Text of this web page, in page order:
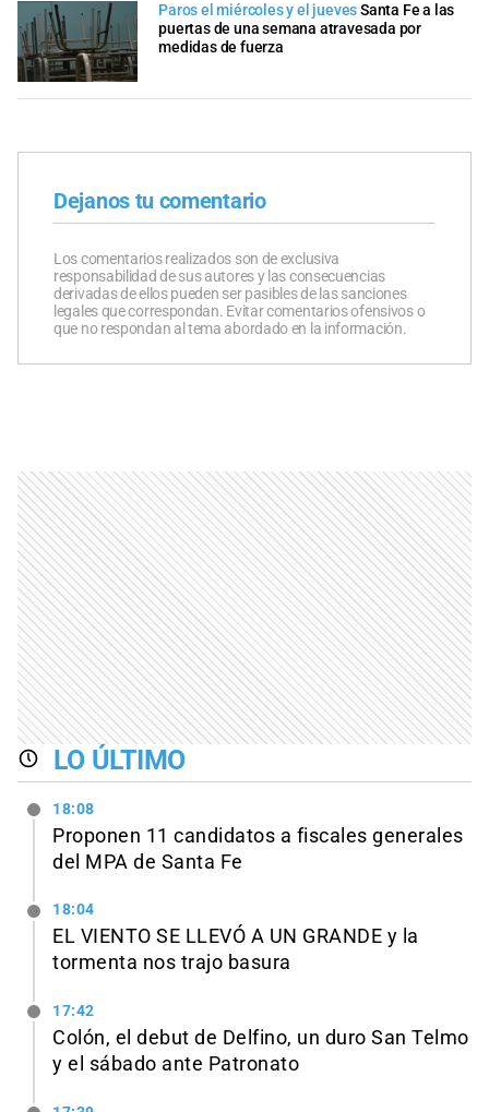
Paros el miércoles y el juevesSanta Fe a las
puertas de una semana atravesada por
medidas de fuerza
Dejanos tu comentario
Los comentarios realizados son de exclusiva
responsabilidad de sus autores y las consecuencias
derivadas de ellos pueden ser pasibles de las sanciones
legales que correspondan. Evitar comentarios ofensivos o
que no respondan al tema abordado en la información.
LO ÚLTIMO
18:08
Proponen 11 candidatos a fiscales generales
del MPA de Santa Fe
18:04
EL VIENTO SE LLEVÓ A UN GRANDE y la
tormenta nos trajo basura
17:42
Colón, el debut de Delfino, un duro San Telmo
y el sábado ante Patronato